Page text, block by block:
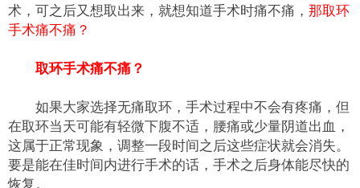
术，可之后又想取出来，就想知道手术时痛不痛， 那取环
手术痛不痛？
取环手术痛不痛？
如果大家选择无痛取环，手术过程中不会有疼痛，但
在取环当天可能有轻微下腹不适，腰痛或少量阴道出血，
这属于正常现象，调整一段时间之后这些症状就会消失。
要是能在佳时间内进行手术的话，手术之后身体能尽快的
恢复。